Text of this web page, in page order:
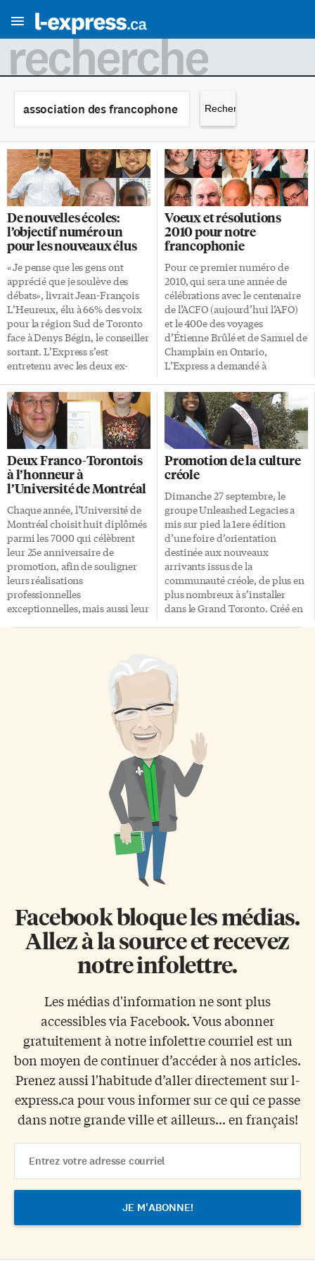
recherche
De nouvelles écoles:
l’objectif numéro un
pour les nouveaux élus
«Je pense que les gens ont
apprécié que je soulève des
débats», livrait Jean-François
L’Heureux, élu à 66% des voix
pour la région Sud de Toronto
face à Denys Bégin, le conseiller
sortant. L’Express s’est
entretenu avec les deux ex-
autres conseillers élus le 25
octobre afin de recueillir leurs
impressions et de connaître les
dossiers sur lesquels ils
travaillent ou vont travailler.
Jean-François L’Heureux, est
bien entendu très content du
vote en sa faveur et souligne la
forte participation à ces
élections: «Il y a eu une grosse
augmentation. En 2006, 1500
personnes ont voté dans […]
Voeux et résolutions
2010 pour notre
francophonie
Pour ce premier numéro de
2010, qui sera une année de
célébrations avec le centenaire
de l’ACFO (aujourd’hui l’AFO)
et le 400e des voyages
d’Étienne Brûlé et de Samuel de
Champlain en Ontario,
L’Express a demandé à
francophonie associative
torontoise, ontarienne et
canadienne de nous faire part
de leurs projets, voeux et
résolutions pour la nouvelle
année 2010. Marie-France
Kenny présidente de la
Fédération des communautés
francophones et acadienne du
Canada (FCFA) La présidente
de la FCFA est résolue à combler
les lacunes de l’application de la
Loi sur les services en français
qui, selon elle, […]
Deux Franco-Torontois
à l’honneur à
l’Université de Montréal
Chaque année, l’Université de
Montréal choisit huit diplômés
parmi les 7000 qui célèbrent
leur 25e anniversaire de
promotion, afin de souligner
leurs réalisations
professionnelles
exceptionnelles, mais aussi leur
l’événement, qui s’est tenu à
l’hôtel Reine Elisabeth à
novembre: Gisèle Pham
(linguistique et traduction),
Toronto du Collège Boréal, et
économiques), président de
Intact Assurance. 175 membres
de l’Association des diplômés
de l’Université de Montréal ont
assisté à la réception. Ce qui
retient l’attention au sujet de la
Promotion de la culture
créole
Dimanche 27 septembre, le
groupe Unleashed Legacies a
mis sur pied la 1ere édition
d’une foire d’orientation
destinée aux nouveaux
arrivants issus de la
communauté créole, de plus en
plus nombreux à s’installer
dans le Grand Toronto. Créé en
faire, le groupe a décidé
d’organiser des événements à
caractère social, dans le but de
renforcer les capacités de divers
groupes partageant le
patrimoine créole. L’événement
de dimanche dernier a
rassemblé plusieurs
associations, organisations
communautaires, églises, écoles
et entreprises de la […]
Facebook bloque les médias.
Allez à la source et recevez
notre infolettre.
Les médias d'information ne sont plus
accessibles via Facebook. Vous abonner
gratuitement à notre infolettre courriel est un
bon moyen de continuer d’accéder à nos articles.
Prenez aussi l'habitude d’aller directement sur l-
express.ca pour vous informer sur ce qui ce passe
dans notre grande ville et ailleurs... en français!
Address